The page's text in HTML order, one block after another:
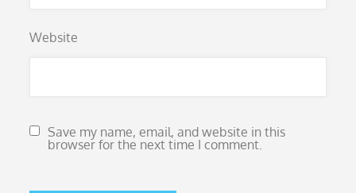
Website
Save my name, email, and website in this
browser for the next time I comment.